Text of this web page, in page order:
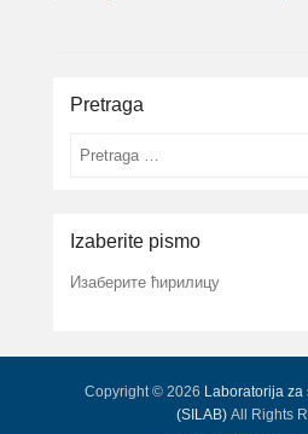
Pretraga
Search
Izaberite pismo
Изаберите ћирилицу
Copyright © 2026 Laboratorija
(SILAB) All Rights